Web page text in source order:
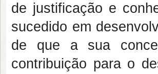
de justificação e
sucedido em
de que a sua
contribuição para o